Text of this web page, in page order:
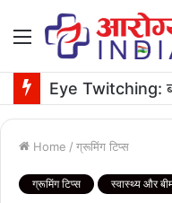
Menu
Home / ग्रूमिंग टिप्स
ग्रूमिंग टिप्स स्वास्थ्य और